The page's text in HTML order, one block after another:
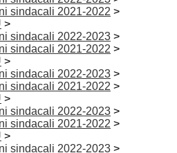
sindacali 2021-2022 >
>
sindacali 2022-2023 >
sindacali 2021-2022 >
>
sindacali 2022-2023 >
sindacali 2021-2022 >
>
sindacali 2022-2023 >
sindacali 2021-2022 >
>
sindacali 2022-2023 >